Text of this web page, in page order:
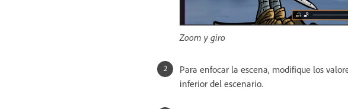
Zoom y giro
Para enfocar la escena, modifique los
inferior del escenario.